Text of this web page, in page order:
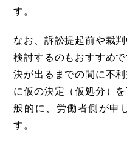
す。
なお、訴訟提起前や裁
検討するのもおすすめ
決が出るまでの間に不
に仮の決定（仮処分）
般的に、労働者側が申
す。